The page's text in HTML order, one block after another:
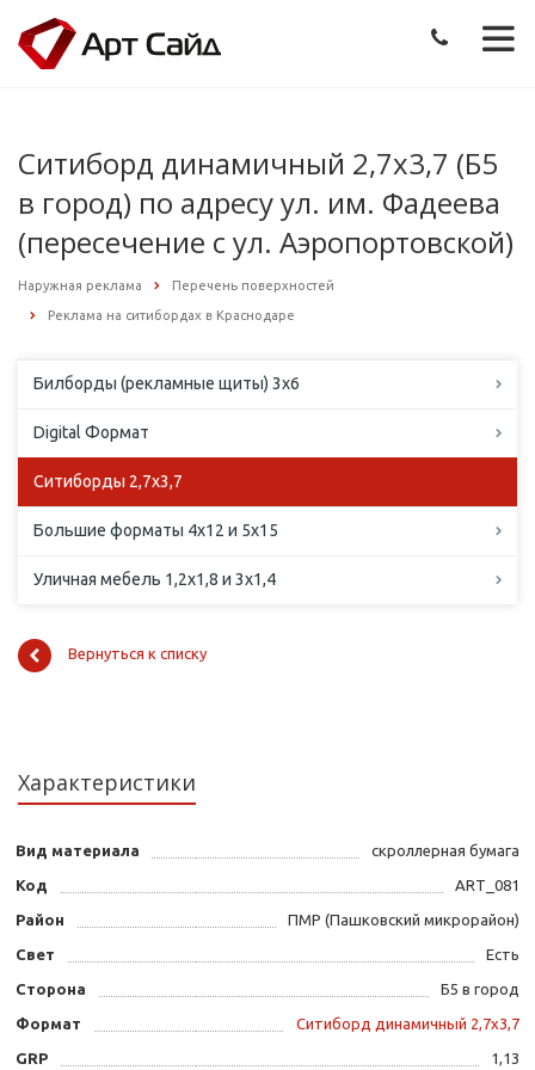
Ситиборд динамичный 2,7х3,7 (Б5
в город) по адресу ул. им. Фадеева
(пересечение с ул. Аэропортовской)
Наружная реклама Перечень поверхностей
Реклама на ситибордах в Краснодаре
Билборды (рекламные щиты) 3х6
Digital Формат
Ситиборды 2,7х3,7
Большие форматы 4х12 и 5х15
Уличная мебель 1,2х1,8 и 3х1,4
Вернуться к списку
Характеристики
Вид материала скроллерная бумага
Код ART_081
Район ПМР (Пашковский микрорайон)
Свет Есть
Сторона Б5 в город
Формат Ситиборд динамичный 2,7х3,7
GRP 1,13